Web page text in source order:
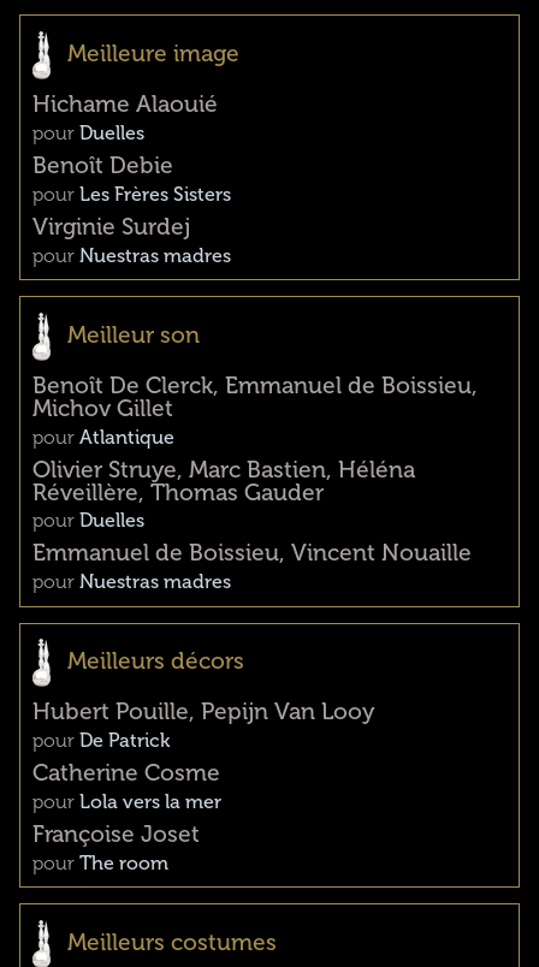
Meilleure image
Hichame Alaouié
pour Duelles
Benoît Debie
pour Les Frères Sisters
Virginie Surdej
pour Nuestras madres
Meilleur son
Benoît De Clerck, Emmanuel de Boissieu,
Michov Gillet
pour Atlantique
Olivier Struye, Marc Bastien, Héléna
Réveillère, Thomas Gauder
pour Duelles
Emmanuel de Boissieu, Vincent Nouaille
pour Nuestras madres
Meilleurs décors
Hubert Pouille, Pepijn Van Looy
pour De Patrick
Catherine Cosme
pour Lola vers la mer
Françoise Joset
pour The room
Meilleurs costumes